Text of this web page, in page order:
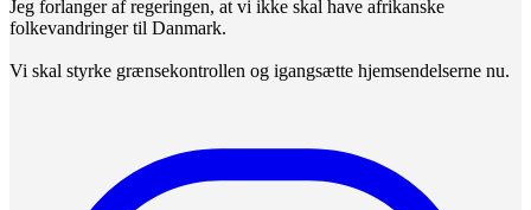
Jeg forlanger af regeringen, at vi ikke skal have afrikanske
folkevandringer til Danmark.
Vi skal styrke grænsekontrollen og igangsætte hjemsendelserne nu.